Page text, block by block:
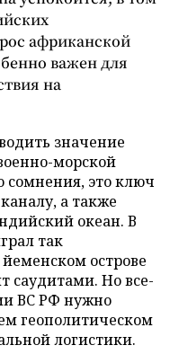
африканской
важен для
на
значение
морской
сомнения, это ключ
а также
океан. В
так
острове
саудитами. Но все-
ВС РФ нужно
геополитическом
логистики.